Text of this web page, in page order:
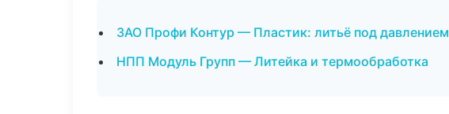
ЗАО Профи Контур — Пластик: литьё под давлением
НПП Модуль Групп — Литейка и термообработка